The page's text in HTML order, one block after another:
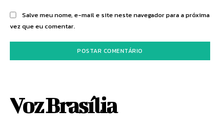
Salve meu nome, e-mail e site neste navegador para a próxima
vez que eu comentar.
Voz Brasília